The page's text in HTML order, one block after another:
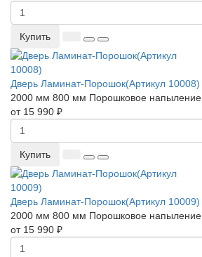
Купить
Дверь Ламинат-Порошок(Артикул 10008)
2000 мм 800 мм Порошковое напыление
от 15 990 ₽
Купить
Дверь Ламинат-Порошок(Артикул 10009)
2000 мм 800 мм Порошковое напыление
от 15 990 ₽